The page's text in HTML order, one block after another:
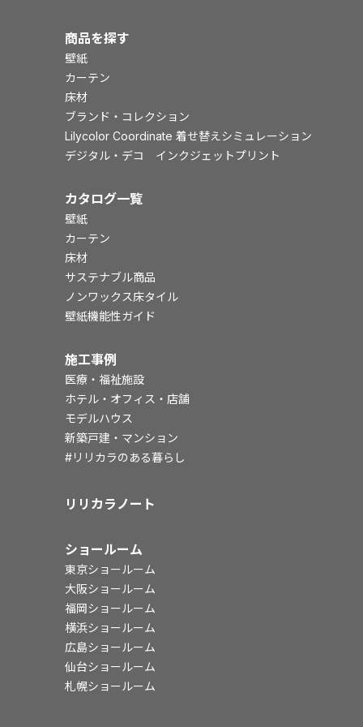
商品を探す
壁紙
カーテン
床材
ブランド・コレクション
Lilycolor Coordinate 着せ替えシミュレーション
デジタル・デコ インクジェットプリント
カタログ一覧
壁紙
カーテン
床材
サステナブル商品
ノンワックス床タイル
壁紙機能性ガイド
施工事例
医療・福祉施設
ホテル・オフィス・店舗
モデルハウス
新築戸建・マンション
#リリカラのある暮らし
リリカラノート
ショールーム
東京ショールーム
大阪ショールーム
福岡ショールーム
横浜ショールーム
広島ショールーム
仙台ショールーム
札幌ショールーム